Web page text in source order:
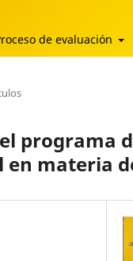
de evaluación
programa
materia